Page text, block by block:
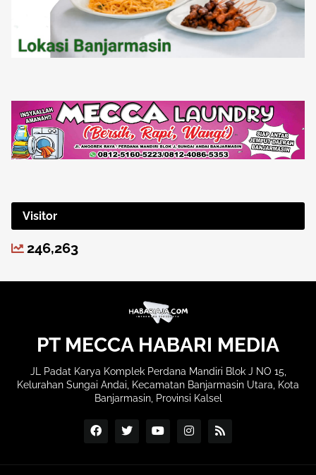
Visitor
246,263
PT MECCA HABARI MEDIA
JL Padat Karya Komplek Perdana Mandiri Blok J NO 15,
Kelurahan Sungai Andai, Kecamatan Banjarmasin Utara, Kota
Banjarmasin, Provinsi Kalsel